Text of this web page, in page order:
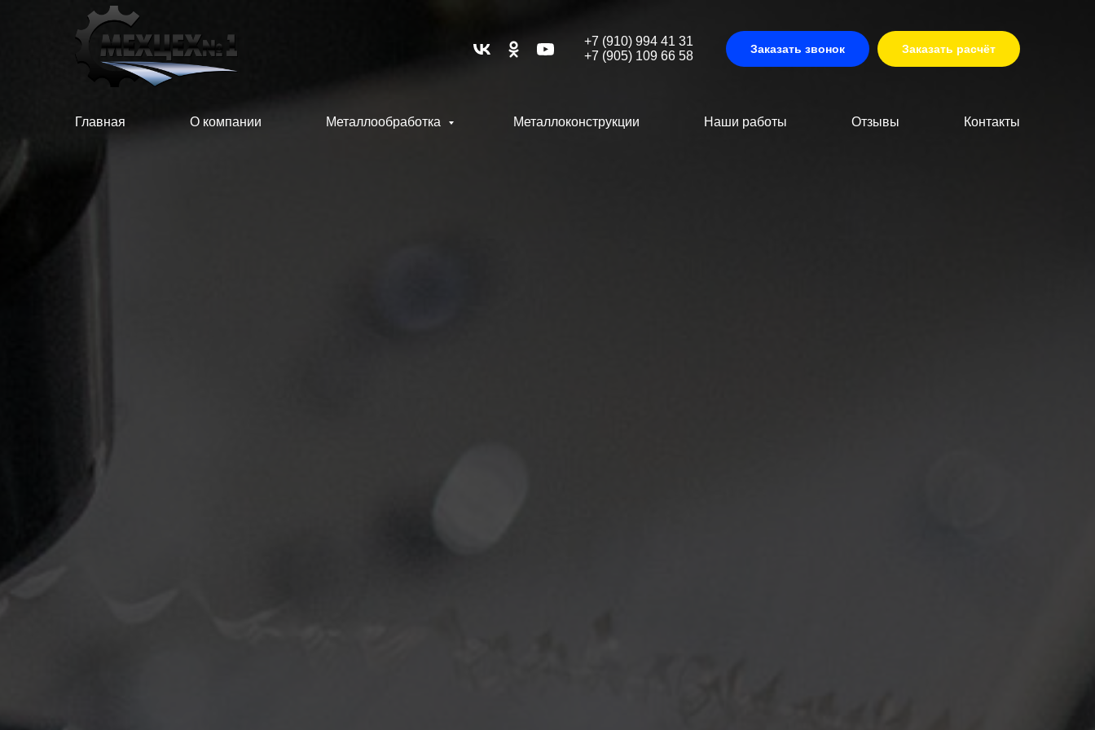
+7 (910) 994 41 31
+7 (905) 109 66 58
Заказать звонок Заказать расчёт
Главная О компании Металлообработка Металлоконструкции Наши работы Отзывы Контакты